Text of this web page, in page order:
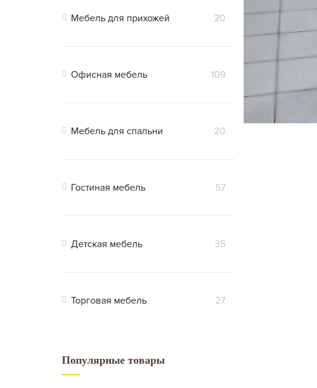
Мебель для прихожей 20
Офисная мебель 109
Мебель для спальни 20
Гостиная мебель 57
Детская мебель 35
Торговая мебель 27
Популярные товары